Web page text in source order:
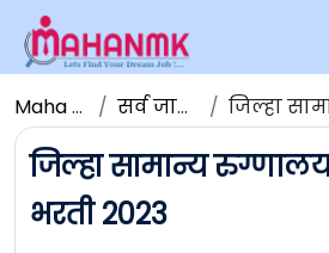
Maha NMK सर्व जाहिराती जिल्हा
जिल्हा सामान्य
भरती 2023